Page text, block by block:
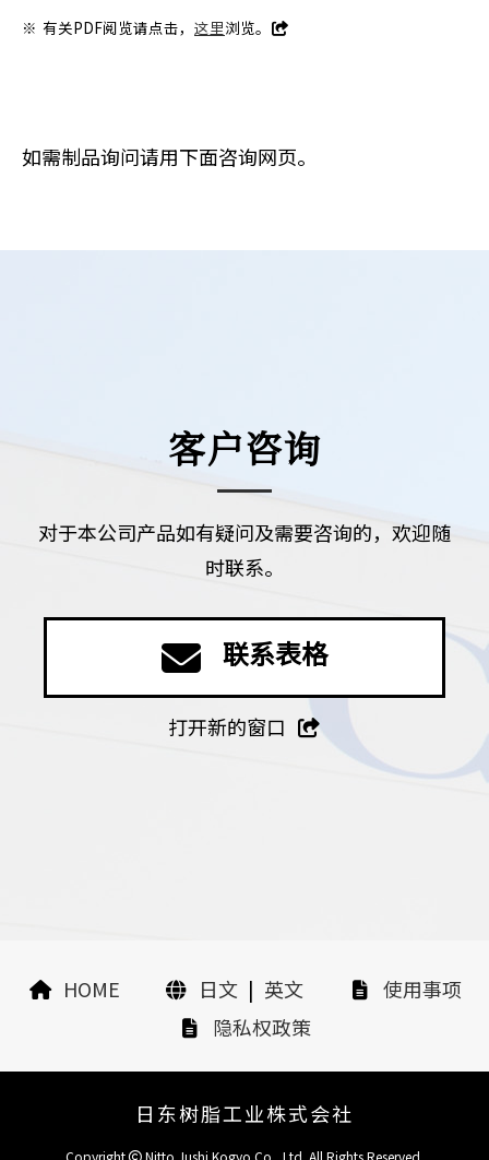
※ 有关PDF阅览请点击， 这里浏览。
如需制品询问请用下面咨询网页。
客户咨询
对于本公司产品如有疑问及需要咨询的，欢迎随
时联系。
联系表格
打开新的窗口
HOME 日文 | 英文
使用事项
隐私权政策
日东树脂工业株式会社
Copyright Nitto Jushi Kogyo Co., Ltd. All Rights Reserved.